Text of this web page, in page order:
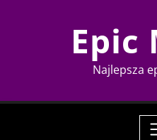
Epic
Najlepsza